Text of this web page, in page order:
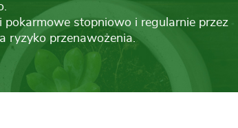
pokarmowe stopniowo i regularnie przez
ryzyko przenawożenia.